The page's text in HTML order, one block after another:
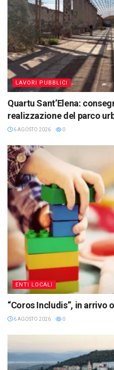
LAVORI PUBBLICI
Quartu Sant’Elena:
realizzazione del parco
6 AGOSTO 2026 0
ENTI LOCALI
“Coros Includis”, in arrivo
6 AGOSTO 2026 0